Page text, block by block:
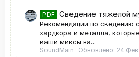
PDF Сведение тяжелой
Рекомендации по сведению
хардкора и металла,
ваши миксы на...
SoundMain Обновлено: 24 Фев